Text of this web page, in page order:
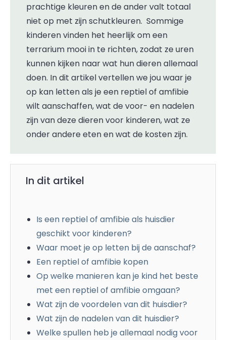
prachtige kleuren en de ander valt totaal
niet op met zijn schutkleuren. Sommige
kinderen vinden het heerlijk om een
terrarium mooi in te richten, zodat ze uren
kunnen kijken naar wat hun dieren allemaal
doen. In dit artikel vertellen we jou waar je
op kan letten als je een reptiel of amfibie
wilt aanschaffen, wat de voor- en nadelen
zijn van deze dieren voor kinderen, wat ze
onder andere eten en wat de kosten zijn.
In dit artikel
Is een reptiel of amfibie als huisdier
geschikt voor kinderen?
Waar moet je op letten bij de aanschaf?
Een reptiel of amfibie kopen
Op welke manieren kan je kind het beste
met een reptiel of amfibie omgaan?
Wat zijn de voordelen van dit huisdier?
Wat zijn de nadelen van dit huisdier?
Welke spullen heb je allemaal nodig voor